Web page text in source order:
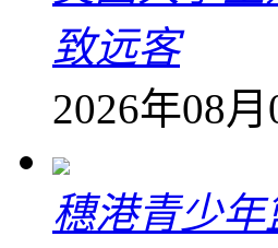
致远客
2026年08
穗港青少